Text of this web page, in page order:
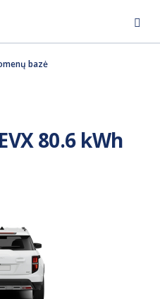
bazė
80.6 kWh